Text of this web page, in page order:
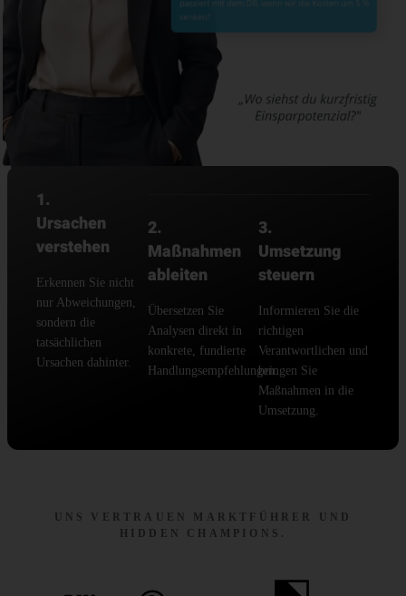
1.
Ursachen
verstehen
Erkennen Sie nicht
nur Abweichungen,
sondern die
tatsächlichen
Ursachen dahinter.
2.
Maßnahmen
ableiten
Übersetzen Sie
Analysen direkt in
konkrete, fundierte
Handlungsempfehlungen.
3.
Umsetzung
steuern
Informieren Sie die
richtigen
Verantwortlichen und
bringen Sie
Maßnahmen in die
Umsetzung.
UNS VERTRAUEN MARKTFÜHRER UND
HIDDEN CHAMPIONS.